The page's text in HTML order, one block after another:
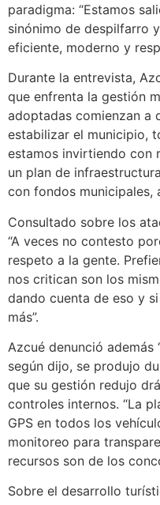
paradigma: “Estamos
sinónimo de despilfarro
eficiente, moderno y
Durante la entrevista,
que enfrenta la gestión
adoptadas comienzan a
estabilizar el municipio,
estamos invirtiendo con
un plan de
con fondos municipales,
Consultado sobre los
“A veces no contesto
respeto a la gente.
nos critican son los
dando cuenta de eso y
más”.
Azcué denunció
según dijo, se produjo
que su gestión redujo
controles internos. “La
GPS en todos los
monitoreo para
recursos son de los
Sobre el desarrollo